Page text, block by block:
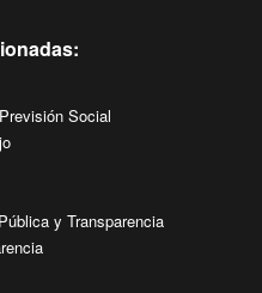
Social
y Transparencia